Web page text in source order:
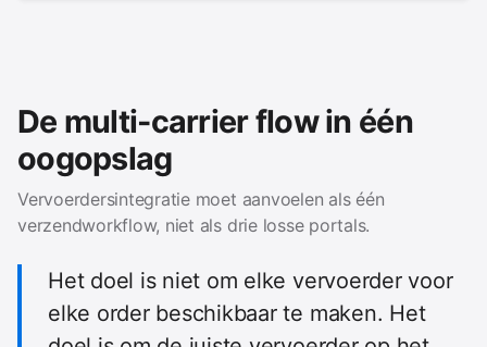
De multi-carrier flow in één
oogopslag
Vervoerdersintegratie moet aanvoelen als één
verzendworkflow, niet als drie losse portals.
Het doel is niet om elke vervoerder voor
elke order beschikbaar te maken. Het